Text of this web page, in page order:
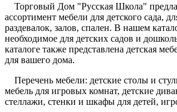
Торговый Дом "Русская Школа"
ассортимент мебели для детского сада,
раздевалок, залов, спален. В нашем
необходимое для детских садов и
каталоге также представлена детская
для вашего дома.
Перечень мебели: детские столы и
мебель для игровых комнат, детские
стеллажи, стенки и шкафы для детей,